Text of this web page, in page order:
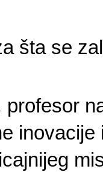
šta se
profesor